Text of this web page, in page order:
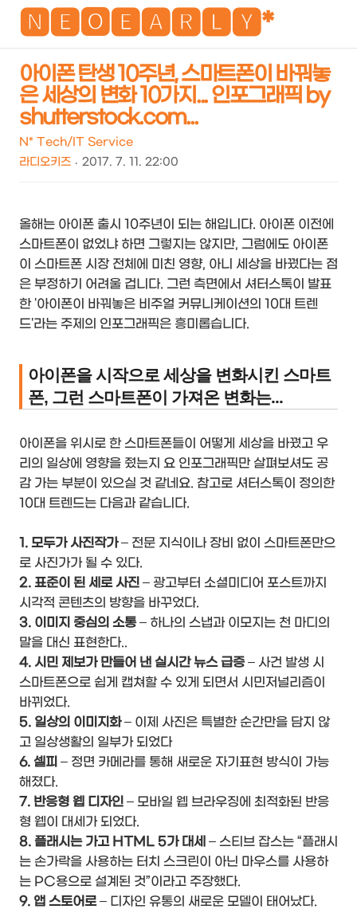
🅽🅴🅾🅴🅰🆁🅻🆈*
검
메
아이폰 탄생 10주년, 스마트폰이 바꿔놓
은 세상의 변화 10가지... 인포그래픽 by
shutterstock.com...
N* Tech/IT Service
라디오키즈
2017. 7. 11. 22:00
올해는 아이폰 출시 10주년이 되는 해입니다. 아이폰 이전에
스마트폰이 없었냐 하면 그렇지는 않지만, 그럼에도 아이폰
이 스마트폰 시장 전체에 미친 영향, 아니 세상을 바꿨다는 점
은 부정하기 어려울 겁니다. 그런 측면에서 셔터스톡이 발표
한 '아이폰이 바꿔놓은 비주얼 커뮤니케이션의 10대 트렌
드'라는 주제의 인포그래픽은 흥미롭습니다.
아이폰을 시작으로 세상을 변화시킨 스마트
폰, 그런 스마트폰이 가져온 변화는...
아이폰을 위시로 한 스마트폰들이 어떻게 세상을 바꿨고 우
리의 일상에 영향을 줬는지 요 인포그래픽만 살펴보셔도 공
감 가는 부분이 있으실 것 같네요. 참고로 셔터스톡이 정의한
10대 트렌드는 다음과 같습니다.
1. 모두가 사진작가– 전문 지식이나 장비 없이 스마트폰만으
로 사진가가 될 수 있다.
2. 표준이 된 세로 사진 – 광고부터 소셜미디어 포스트까지
시각적 콘텐츠의 방향을 바꾸었다.
3. 이미지 중심의 소통– 하나의 스냅과 이모지는 천 마디의
말을 대신 표현한다..
4. 시민 제보가 만들어 낸 실시간 뉴스 급증– 사건 발생 시
스마트폰으로 쉽게 캡쳐할 수 있게 되면서 시민저널리즘이
바뀌었다.
5. 일상의 이미지화– 이제 사진은 특별한 순간만을 담지 않
고 일상생활의 일부가 되었다
6. 셀피 – 정면 카메라를 통해 새로운 자기표현 방식이 가능
해졌다.
7. 반응형 웹 디자인 – 모바일 웹 브라우징에 최적화된 반응
형 웹이 대세가 되었다.
8. 플래시는 가고 HTML 5가 대세 – 스티브 잡스는 “플래시
는 손가락을 사용하는 터치 스크린이 아닌 마우스를 사용하
는 PC용으로 설계된 것”이라고 주장했다.
9. 앱 스토어로– 디자인 유통의 새로운 모델이 태어났다.